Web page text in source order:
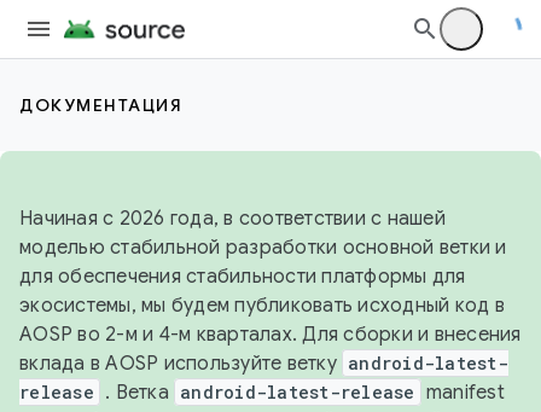
ДОКУМЕНТАЦИЯ
Начиная с 2026 года, в соответствии с нашей
моделью стабильной разработки основной ветки и
для обеспечения стабильности платформы для
экосистемы, мы будем публиковать исходный код в
AOSP во 2-м и 4-м кварталах. Для сборки и внесения
вклада в AOSP используйте ветку android-latest-
release . Ветка android-latest-release manifest